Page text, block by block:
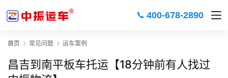
400-678-2890
首页 常见问题 运车案例
昌吉到南平板车托运【18分钟前有人找过